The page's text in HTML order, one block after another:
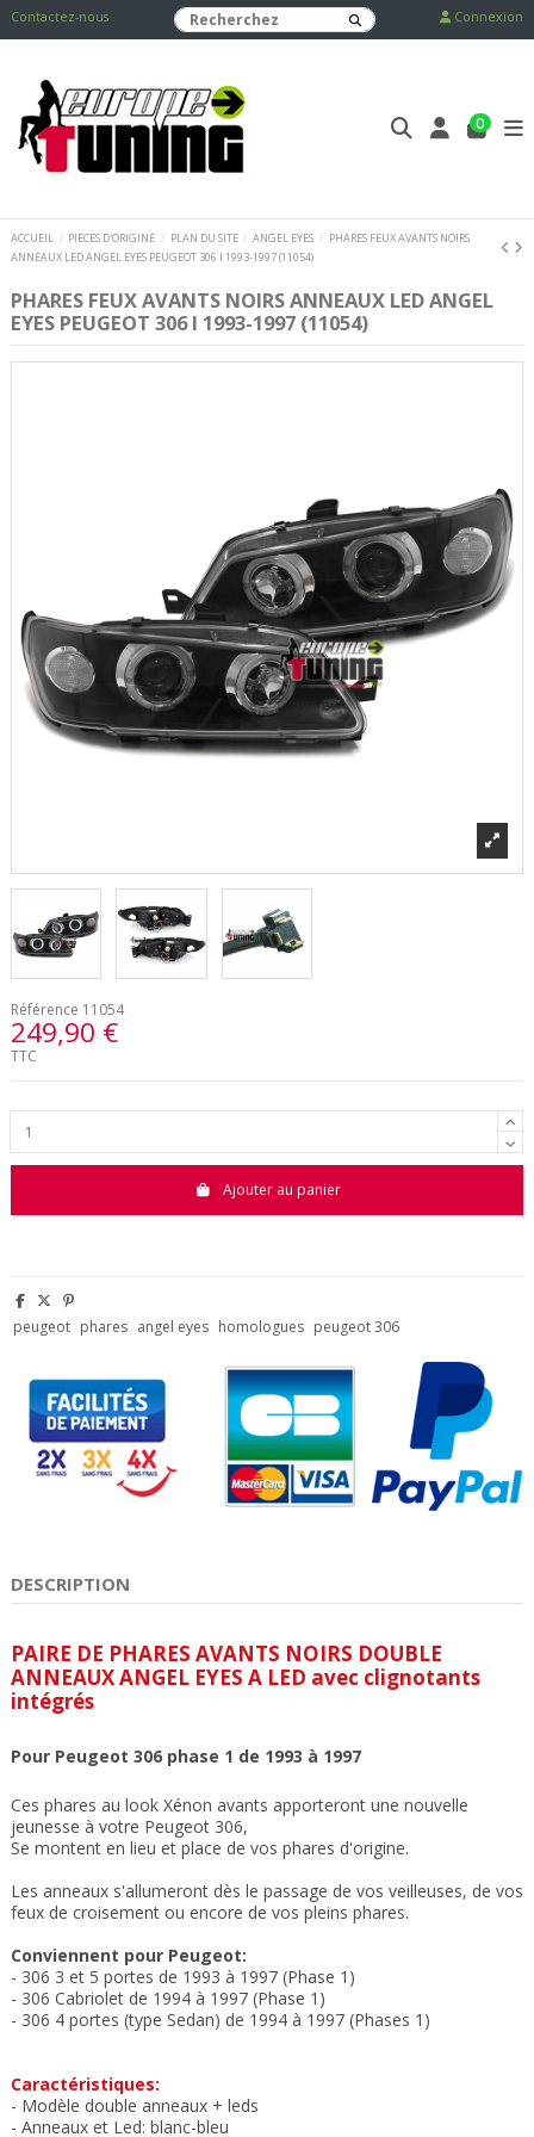
Contactez-nous Connexion
0
ACCUEIL PIECES D'ORIGINE PLAN DU SITE ANGEL EYES
PHARES FEUX AVANTS NOIRS
ANNEAUX LED ANGEL EYES PEUGEOT 306 I 1993-1997 (11054)
PHARES FEUX AVANTS NOIRS ANNEAUX LED ANGEL
EYES PEUGEOT 306 I 1993-1997 (11054)
Référence 11054
249,90 €
TTC
Ajouter au panier
peugeot phares angel eyes homologues peugeot 306
DESCRIPTION
PAIRE DE PHARES AVANTS NOIRS DOUBLE
ANNEAUX ANGEL EYES A LED avec clignotants
intégrés
Pour Peugeot 306 phase 1 de 1993 à 1997
Ces phares au look Xénon avants apporteront une nouvelle
jeunesse à votre Peugeot 306,
Se montent en lieu et place de vos phares d'origine.
Les anneaux s'allumeront dès le passage de vos veilleuses, de vos
feux de croisement ou encore de vos pleins phares.
Conviennent pour Peugeot:
- 306 3 et 5 portes de 1993 à 1997 (Phase 1)
- 306 Cabriolet de 1994 à 1997 (Phase 1)
- 306 4 portes (type Sedan) de 1994 à 1997 (Phases 1)
Caractéristiques:
- Modèle double anneaux + leds
- Anneaux et Led: blanc-bleu